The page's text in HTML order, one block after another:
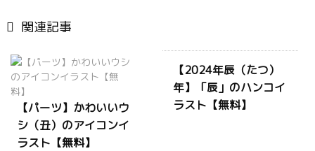
 関連記事
【パーツ】かわいいウ
シ（丑）のアイコンイ
ラスト【無料】
【2024年辰（たつ）
年】「辰」のハンコイ
ラスト【無料】